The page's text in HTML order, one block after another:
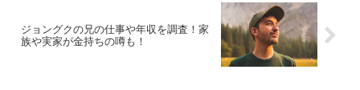
ジョングクの兄の仕事や年収を調査！家
族や実家が金持ちの噂も！